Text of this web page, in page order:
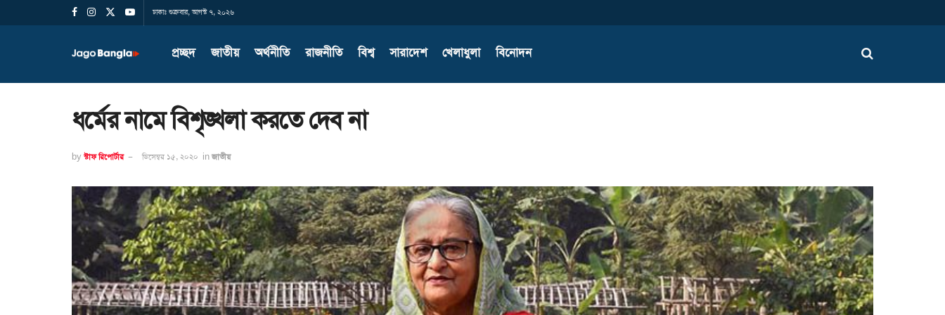
ঢাকাঃ শুক্রবার, আগস্ট ৭, ২০২৬
প্রচ্ছদ জাতীয় অর্থনীতি রাজনীতি বিশ্ব সারাদেশ খেলাধুলা বিনোদন
ধর্মের নামে বিশৃঙ্খলা করতে দেব না
by স্টাফ রিপোর্টার ডিসেম্বর ১৫, ২০২০ in জাতীয়